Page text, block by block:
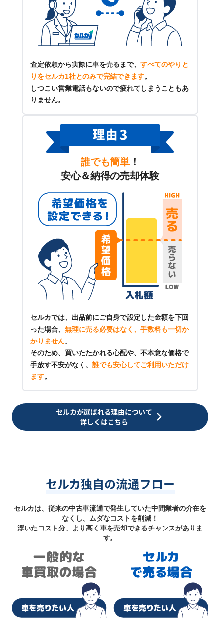
査定依頼から実際に車を売るまで、 すべてのやりと
りをセルカ1社とのみで完結できます。
しつこい営業電話もないので疲れてしまうこともあ
りません。
誰でも簡単 ！
安心＆納得の売却体験
セルカでは、出品前にご自身で設定した金額を下回
った場合、 無理に売る必要はなく、手数料も一切か
かりません。
そのため、買いたたかれる心配や、不本意な価格で
手放す不安がなく、 誰でも安心してご利用いただけ
ます。
セルカが選ばれる理由について
詳しくはこちら
セルカ独自の流通フロー
セルカは、従来の中古車流通で発生していた中間業者の介在を
なくし、ムダなコストを削減！
浮いたコスト分、より高く車を売却できるチャンスがありま
す。